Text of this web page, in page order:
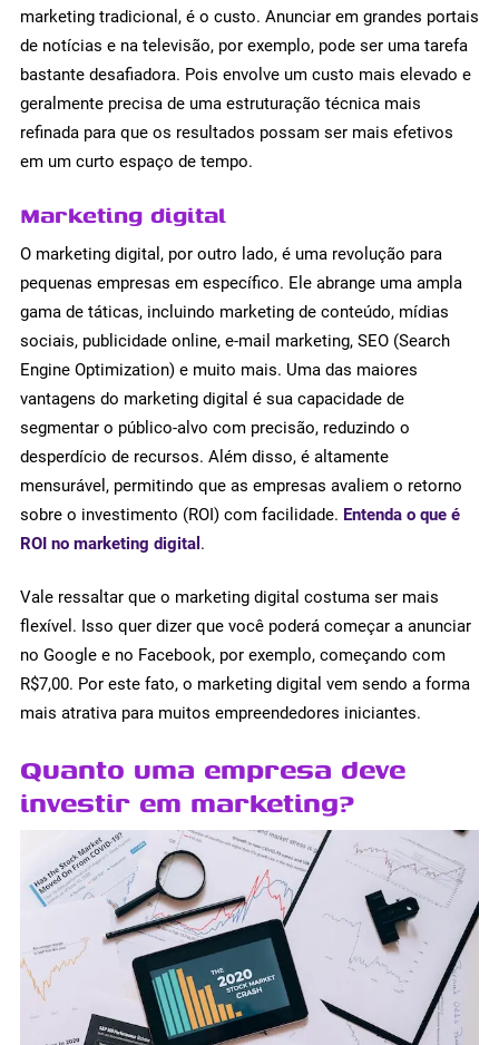
marketing tradicional, é o custo. Anunciar em grandes portais
de notícias e na televisão, por exemplo, pode ser uma tarefa
bastante desafiadora. Pois envolve um custo mais elevado e
geralmente precisa de uma estruturação técnica mais
refinada para que os resultados possam ser mais efetivos
em um curto espaço de tempo.
Marketing digital
O marketing digital, por outro lado, é uma revolução para
pequenas empresas em específico. Ele abrange uma ampla
gama de táticas, incluindo marketing de conteúdo, mídias
sociais, publicidade online, e-mail marketing, SEO (Search
Engine Optimization) e muito mais. Uma das maiores
vantagens do marketing digital é sua capacidade de
segmentar o público-alvo com precisão, reduzindo o
desperdício de recursos. Além disso, é altamente
mensurável, permitindo que as empresas avaliem o retorno
sobre o investimento (ROI) com facilidade. Entenda o que é
ROI no marketing digital .
Vale ressaltar que o marketing digital costuma ser mais
flexível. Isso quer dizer que você poderá começar a anunciar
no Google e no Facebook, por exemplo, começando com
R$7,00. Por este fato, o marketing digital vem sendo a forma
mais atrativa para muitos empreendedores iniciantes.
Quanto uma empresa deve
investir em marketing?